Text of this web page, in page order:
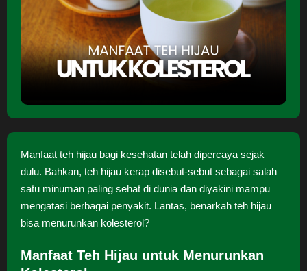
Manfaat teh hijau bagi kesehatan telah dipercaya sejak
dulu. Bahkan, teh hijau kerap disebut-sebut sebagai salah
satu minuman paling sehat di dunia dan diyakini mampu
mengatasi berbagai penyakit. Lantas, benarkah teh hijau
bisa menurunkan kolesterol?
Manfaat Teh Hijau untuk Menurunkan